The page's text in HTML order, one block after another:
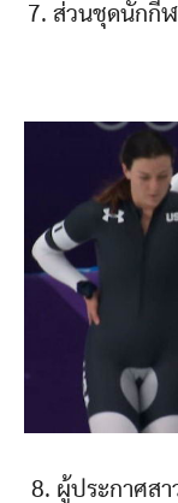
7. ส่วนชุดนักกีฬ
8. ผู้ประกาศส